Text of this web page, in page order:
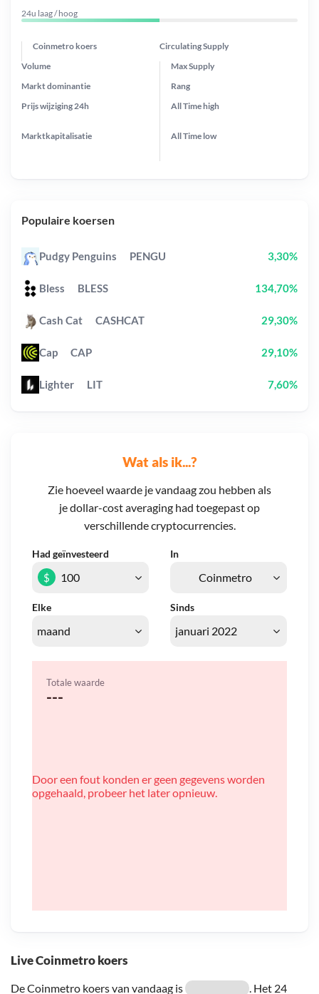
Live Coinmetro koers
De Coinmetro koers van vandaag is
. Het 24
Wat als ik...?
Zie hoeveel waarde je vandaag zou hebben als
je dollar-cost averaging had toegepast op
verschillende cryptocurrencies.
Had geïnvesteerd In
Elke Sinds
$
Totale waarde
---
Door een fout konden er geen gegevens worden
opgehaald, probeer het later opnieuw.
24u laag / hoog
Coinmetro koers Circulating Supply
Prijs wijziging 24h
Max Supply
Markt dominantie
Marktkapitalisatie
Volume
Rang
All Timehigh
All Time low
Populaire koersen
Pudgy Penguins PENGU 3,30%
Bless BLESS 134,70%
Cash Cat CASHCAT 29,30%
Cap CAP 29,10%
Lighter LIT 7,60%